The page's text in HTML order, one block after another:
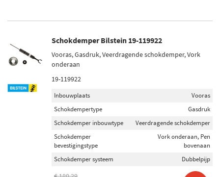
Schokdemper Bilstein 19-119922
Vooras, Gasdruk, Veerdragende schokdemper, Vork
onderaan
19-119922
Inbouwplaats
Vooras
Schokdempertype
Gasdruk
Schokdemper inbouwtype
Veerdragende schokdemper
Schokdemper
bevestigingstype
Vork onderaan, Pen
bovenaan
Schokdemper systeem
Dubbelpijp